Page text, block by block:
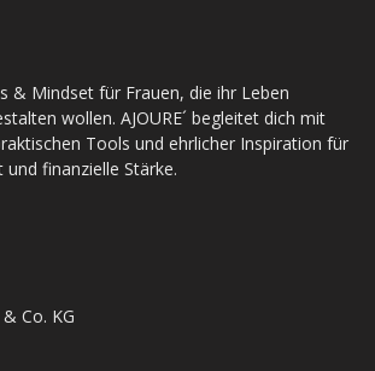
& Mindset für Frauen, die ihr Leben
wollen. AJOURE´ begleitet dich mit
Tools und ehrlicher Inspiration für
finanzielle Stärke.
Co. KG